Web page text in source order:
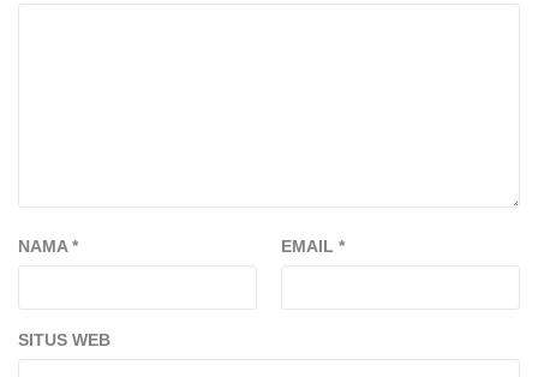
NAMA* EMAIL *
SITUS WEB